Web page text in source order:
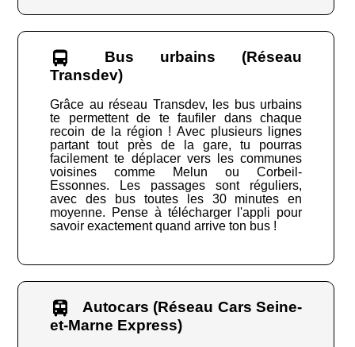
Bus urbains (Réseau
Transdev)
Grâce au réseau Transdev, les bus urbains
te permettent de te faufiler dans chaque
recoin de la région ! Avec plusieurs lignes
partant tout près de la gare, tu pourras
facilement te déplacer vers les communes
voisines comme Melun ou Corbeil-
Essonnes. Les passages sont réguliers,
avec des bus toutes les 30 minutes en
moyenne. Pense à télécharger l'appli pour
savoir exactement quand arrive ton bus !
Autocars (Réseau Cars Seine-
et-Marne Express)